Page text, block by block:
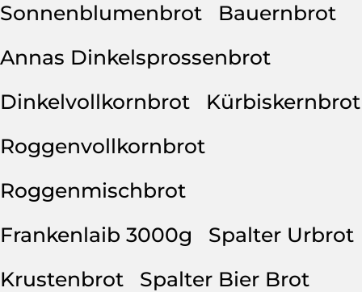
Sonnenblumenbrot
Bauernbrot
Annas Dinkelsprossenbrot
Dinkelvollkornbrot
Kürbiskernbrot
Roggenvollkornbrot
Roggenmischbrot
Frankenlaib 3000g
Spalter Urbrot
Krustenbrot
Spalter Bier Brot